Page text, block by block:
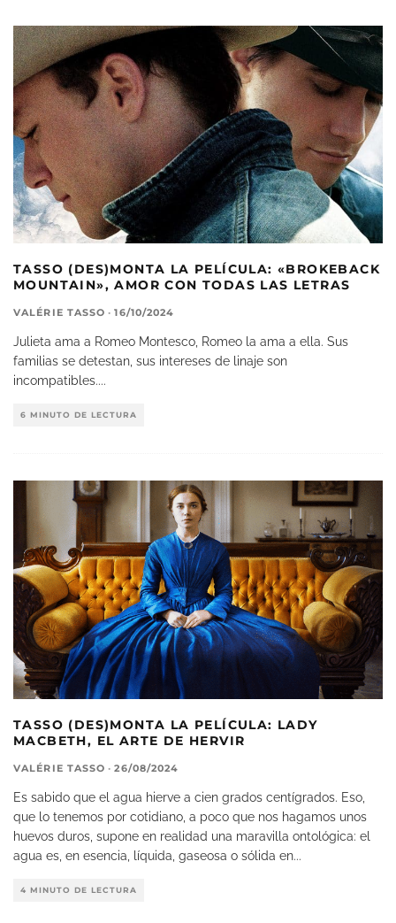
TASSO (DES)MONTA LA PELÍCULA: «BROKEBACK
MOUNTAIN», AMOR CON TODAS LAS LETRAS
VALÉRIE TASSO · 16/10/2024
Julieta ama a Romeo Montesco, Romeo la ama a ella. Sus
familias se detestan, sus intereses de linaje son
incompatibles....
6 MINUTO DE LECTURA
TASSO (DES)MONTA LA PELÍCULA: LADY
MACBETH, EL ARTE DE HERVIR
VALÉRIE TASSO · 26/08/2024
Es sabido que el agua hierve a cien grados centígrados. Eso,
que lo tenemos por cotidiano, a poco que nos hagamos unos
huevos duros, supone en realidad una maravilla ontológica: el
agua es, en esencia, líquida, gaseosa o sólida en...
4 MINUTO DE LECTURA